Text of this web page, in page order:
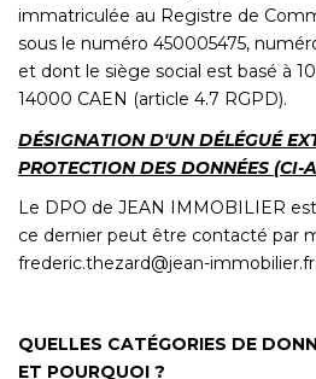
immatriculée au Registre de
sous le numéro 450005475,
et dont le siège social est basé à
14000 CAEN (article 4.7 RGPD).
DÉSIGNATION D'UN DÉLÉGUÉ
PROTECTION DES DONNÉES (CI-
Le DPO de JEAN IMMOBILIER
ce dernier peut être contacté par
frederic.thezard@jean-immobilier.fr.
QUELLES CATÉGORIES DE
ET POURQUOI ?